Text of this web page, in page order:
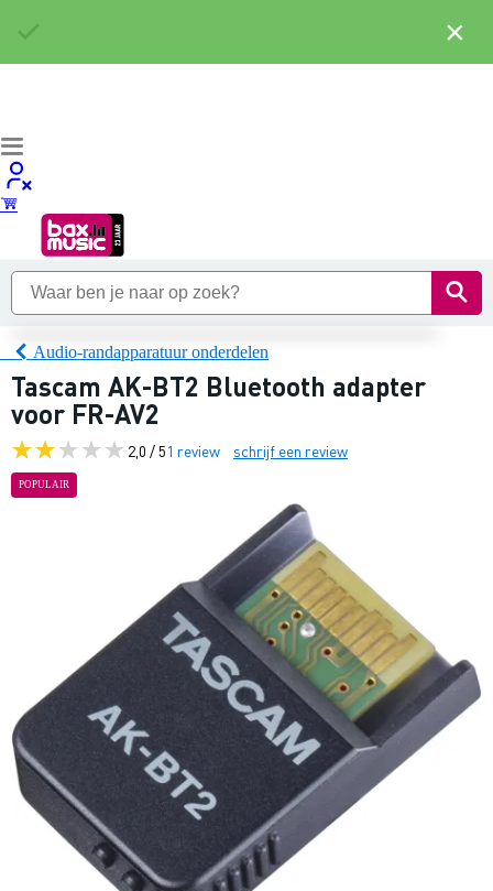
Audio-randapparatuur onderdelen
Tascam AK-BT2 Bluetooth adapter
voor FR-AV2
2,0 / 51 review schrijf een review
POPULAIR
×